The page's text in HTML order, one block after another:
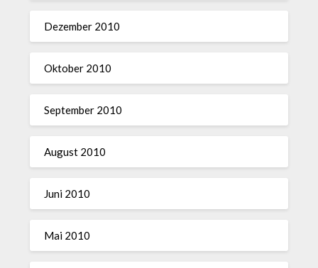
Dezember 2010
Oktober 2010
September 2010
August 2010
Juni 2010
Mai 2010